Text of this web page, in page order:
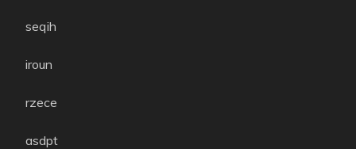
seqih
iroun
rzece
asdpt